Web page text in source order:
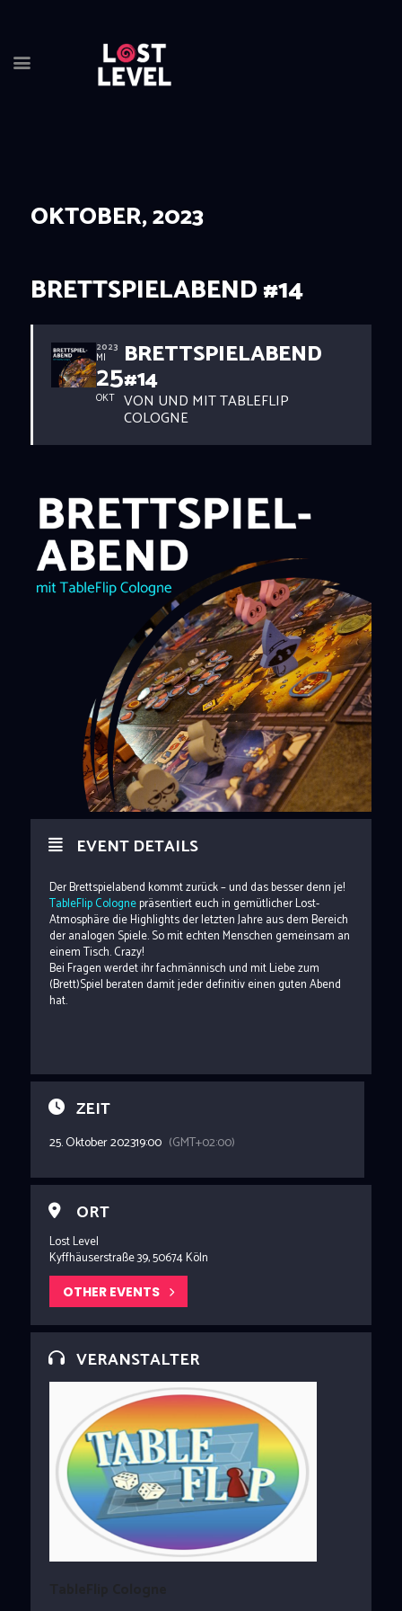
HOME
DRINKS
EVENTS
LOCATION
ABOUT
RESERVIERUNG
OKTOBER, 2023
BRETTSPIELABEND #14
2023
MI
25
OKT
BRETTSPIELABEND
#14
VON UND MIT TABLEFLIP
COLOGNE
EVENT DETAILS
Der Brettspielabend kommt zurück – und das besser denn je!
TableFlip Colognepräsentiert euch in gemütlicher Lost-
Atmosphäre die Highlights der letzten Jahre aus dem Bereich
der analogen Spiele. So mit echten Menschen gemeinsam an
einem Tisch. Crazy!
Bei Fragen werdet ihr fachmännisch und mit Liebe zum
(Brett)Spiel beraten damit jeder definitiv einen guten Abend
hat.
ZEIT
25. Oktober 202319:00 (GMT+02:00)
ORT
Lost Level
Kyffhäuserstraße 39, 50674 Köln
OTHER EVENTS
VERANSTALTER